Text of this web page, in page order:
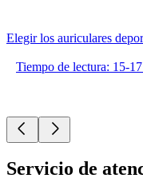
Elegir los auriculares
Tiempo de lectura: 15-
Servicio de